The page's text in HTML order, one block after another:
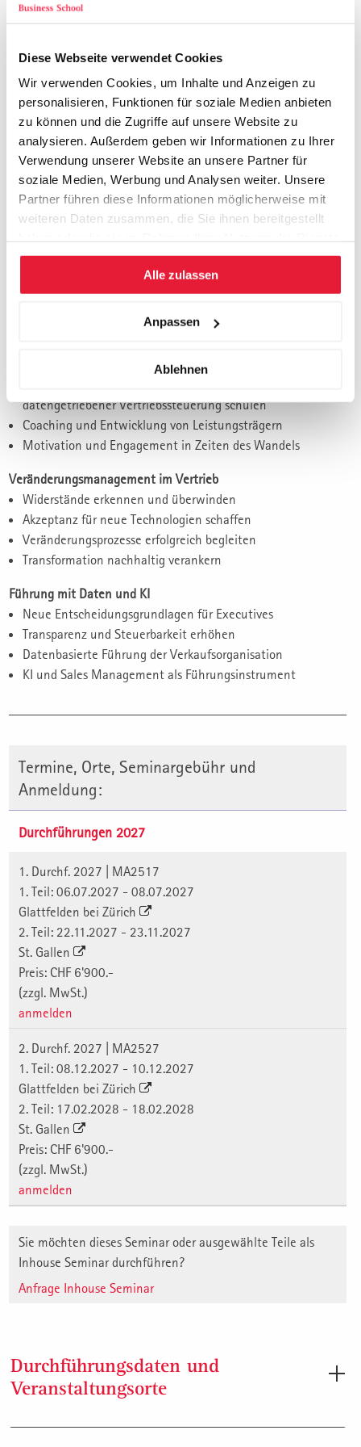
Diese Webseite verwendet Cookies
Wir verwenden Cookies, um Inhalte und Anzeigen zu
personalisieren, Funktionen für soziale Medien anbieten
zu können und die Zugriffe auf unsere Website zu
analysieren. Außerdem geben wir Informationen zu Ihrer
Verwendung unserer Website an unsere Partner für
soziale Medien, Werbung und Analysen weiter. Unsere
Partner führen diese Informationen möglicherweise mit
weiteren Daten zusammen, die Sie ihnen bereitgestellt
gesammelt haben.
Alle zulassen
Anpassen
Ablehnen
Executive Sales Leadership im KI-Zeitalter
Führung zwischen Mensch, Daten und Technologie
Leadership als Wettbewerbsvorteil
Die richtigen Vertriebsstrategien entwickeln
Auswirkungen von KI auf Markt und Wettbewerb
Strategische Positionierung der Verkaufsorganisation
Neue Vertriebsmodelle und Go-to-Market-Ansätze
Wachstumsstrategien für die Zukunft
Leistungskultur entwickeln
Produktivität und Wirkungskraft erhöhen
Neue Kompetenzprofile im Vertrieb
datengetriebener Vertriebssteuerung schulen
Coaching und Entwicklung von Leistungsträgern
Motivation und Engagement in Zeiten des Wandels
Veränderungsmanagement im Vertrieb
Widerstände erkennen und überwinden
Akzeptanz für neue Technologien schaffen
Veränderungsprozesse erfolgreich begleiten
Transformation nachhaltig verankern
Führung mit Daten und KI
Neue Entscheidungsgrundlagen für Executives
Transparenz und Steuerbarkeit erhöhen
Datenbasierte Führung der Verkaufsorganisation
KI und Sales Management als Führungsinstrument
Termine, Orte, Seminargebühr und
Anmeldung:
Durchführungen 2027
1. Durchf. 2027 | MA2517
1. Teil: 06.07.2027 - 08.07.2027
Glattfelden bei Zürich
2. Teil: 22.11.2027 - 23.11.2027
St. Gallen
Preis: CHF 6'900.-
(zzgl. MwSt.)
anmelden
2. Durchf. 2027 | MA2527
1. Teil: 08.12.2027 - 10.12.2027
Glattfelden bei Zürich
2. Teil: 17.02.2028 - 18.02.2028
St. Gallen
Preis: CHF 6'900.-
(zzgl. MwSt.)
anmelden
Sie möchten dieses Seminar oder ausgewählte Teile als
Inhouse Seminar durchführen?
Anfrage Inhouse Seminar
Durchführungsdaten und
Veranstaltungsorte